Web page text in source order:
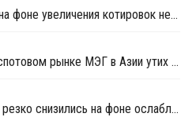
Цены МЭГ выросли в Азии на фоне увеличения котировок нефти
Переговорный процесс на спотовом рынке МЭГ в Азии утих на фоне разнонаправленных факторов
Спотовые цены МЭГ в Азии резко снизились на фоне ослабления китайской экономики